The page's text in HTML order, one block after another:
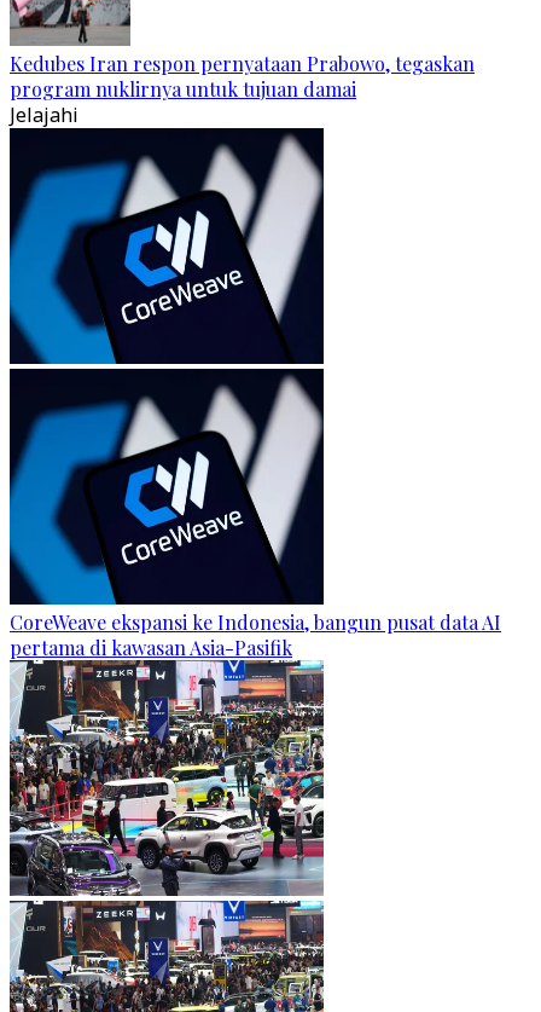
Kedubes Iran respon pernyataan Prabowo, tegaskan
program nuklirnya untuk tujuan damai
Jelajahi
CoreWeave ekspansi ke Indonesia, bangun pusat data AI
pertama di kawasan Asia-Pasifik